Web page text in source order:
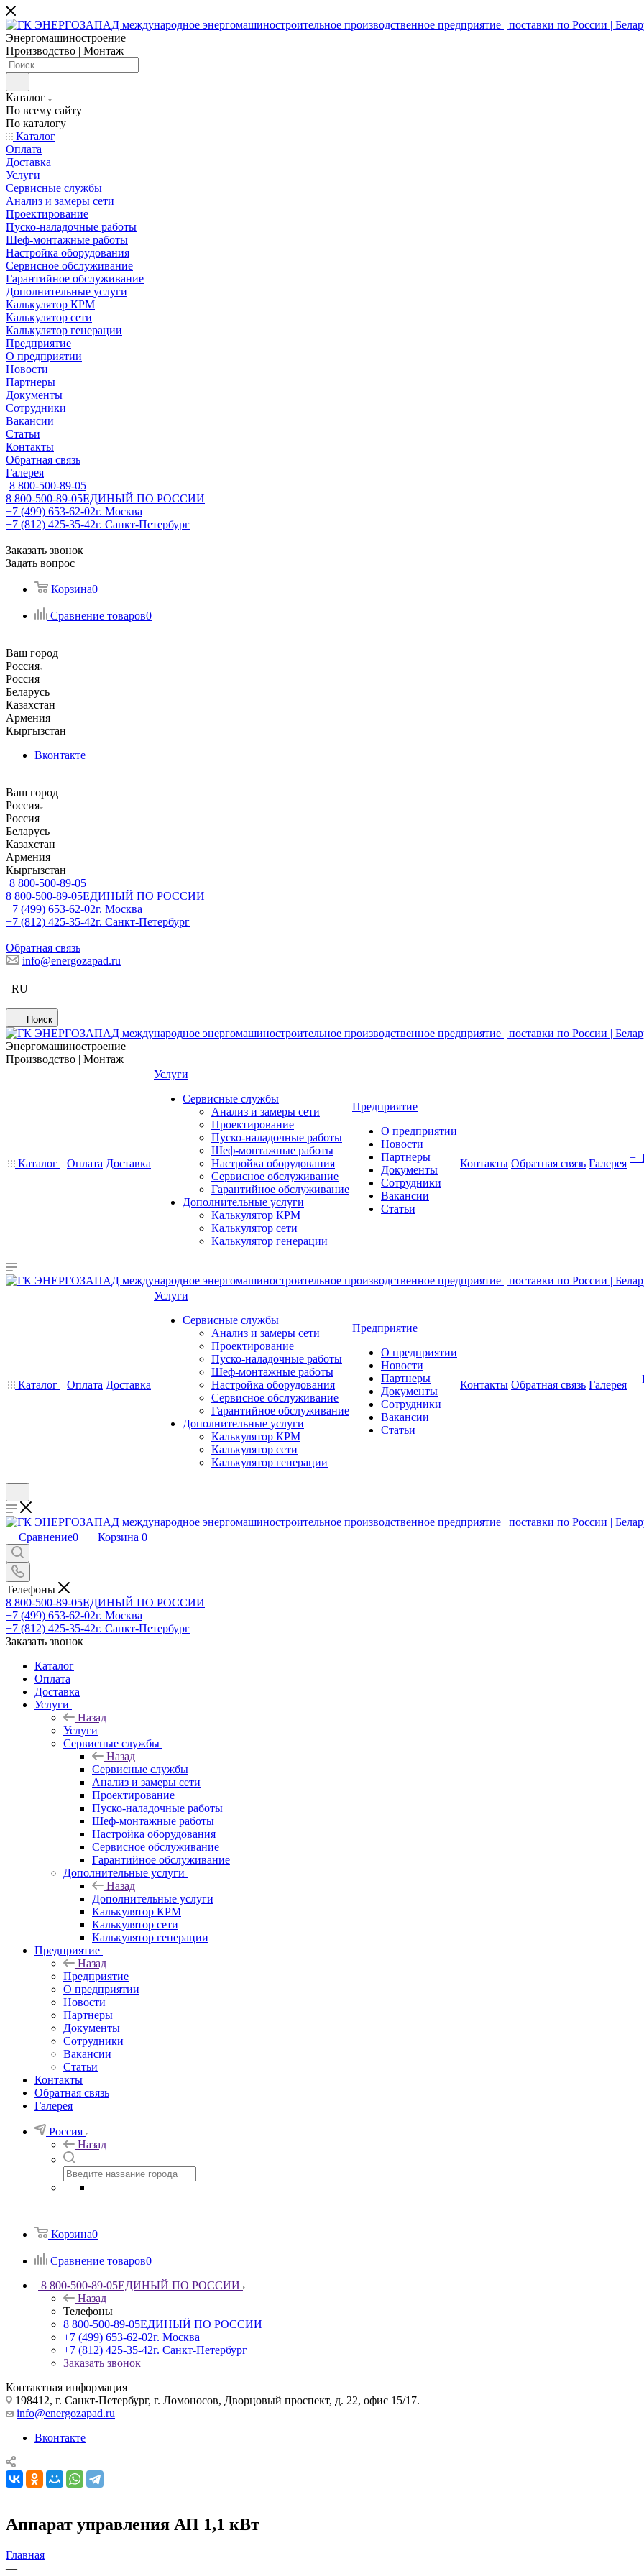
Энергомашиностроение
Производство | Монтаж
Каталог
По всему сайту
По каталогу
Каталог
Оплата
Доставка
Услуги
Сервисные службы
Анализ и замеры сети
Проектирование
Пуско-наладочные работы
Шеф-монтажные работы
Настройка оборудования
Сервисное обслуживание
Гарантийное обслуживание
Дополнительные услуги
Калькулятор КРМ
Калькулятор сети
Калькулятор генерации
Предприятие
О предприятии
Новости
Партнеры
Документы
Сотрудники
Вакансии
Статьи
Контакты
Обратная связь
Галерея
8 800-500-89-05
8 800-500-89-05ЕДИНЫЙ ПО РОССИИ
+7 (499) 653-62-02г. Москва
+7 (812) 425-35-42г. Санкт-Петербург
Заказать звонок
Задать вопрос
Корзина0
Сравнение товаров0
Ваш город
Россия
Россия
Беларусь
Казахстан
Армения
Кыргызстан
Вконтакте
Ваш город
Россия
Россия
Беларусь
Казахстан
Армения
Кыргызстан
8 800-500-89-05
8 800-500-89-05ЕДИНЫЙ ПО РОССИИ
+7 (499) 653-62-02г. Москва
+7 (812) 425-35-42г. Санкт-Петербург
Обратная связь
info@energozapad.ru
RU
Поиск
Энергомашиностроение
Производство | Монтаж
Каталог Оплата Доставка
Услуги
Сервисные службы
Анализ и замеры сети
Проектирование
Пуско-наладочные работы
Шеф-монтажные работы
Настройка оборудования
Сервисное обслуживание
Гарантийное обслуживание
Дополнительные услуги
Калькулятор КРМ
Калькулятор сети
Калькулятор генерации
Предприятие
О предприятии
Новости
Партнеры
Документы
Сотрудники
Вакансии
Статьи
Контакты Обратная связь Галерея +
Каталог Оплата Доставка
Услуги
Сервисные службы
Анализ и замеры сети
Проектирование
Пуско-наладочные работы
Шеф-монтажные работы
Настройка оборудования
Сервисное обслуживание
Гарантийное обслуживание
Дополнительные услуги
Калькулятор КРМ
Калькулятор сети
Калькулятор генерации
Предприятие
О предприятии
Новости
Партнеры
Документы
Сотрудники
Вакансии
Статьи
Контакты Обратная связь Галерея +
Сравнение0 Корзина 0
Телефоны
8 800-500-89-05ЕДИНЫЙ ПО РОССИИ
+7 (499) 653-62-02г. Москва
+7 (812) 425-35-42г. Санкт-Петербург
Заказать звонок
Каталог
Оплата
Доставка
Услуги
Назад
Услуги
Сервисные службы
Назад
Сервисные службы
Анализ и замеры сети
Проектирование
Пуско-наладочные работы
Шеф-монтажные работы
Настройка оборудования
Сервисное обслуживание
Гарантийное обслуживание
Дополнительные услуги
Назад
Дополнительные услуги
Калькулятор КРМ
Калькулятор сети
Калькулятор генерации
Предприятие
Назад
Предприятие
О предприятии
Новости
Партнеры
Документы
Сотрудники
Вакансии
Статьи
Контакты
Обратная связь
Галерея
Россия
Назад
Корзина0
Сравнение товаров0
8 800-500-89-05ЕДИНЫЙ ПО РОССИИ
Назад
Телефоны
8 800-500-89-05ЕДИНЫЙ ПО РОССИИ
+7 (499) 653-62-02г. Москва
+7 (812) 425-35-42г. Санкт-Петербург
Заказать звонок
Контактная информация
198412, г. Санкт-Петербург, г. Ломоносов, Дворцовый проспект, д. 22, офис 15/17.
info@energozapad.ru
Вконтакте
Аппарат управления АП 1,1 кВт
Главная
—